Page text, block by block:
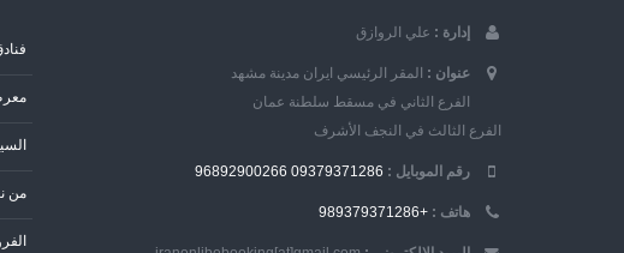
إدارة : علي الروازق
عنوان : المقر الرئيسي ايران مدينة مشهد
الفرع الثاني في مسقط سلطنة عمان
الفرع الثالث في النجف الأشرف
رقم الموبایل : 09379371286
96892900266
هاتف : +989379371286
من